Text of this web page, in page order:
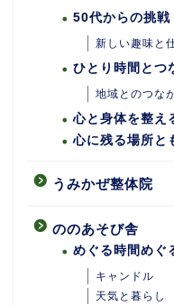
50代からの挑戦
新しい趣味と
ひとり時間とつ
地域とのつな
心と身体を整え
心に残る場所と
うみかぜ整体院
ののあそび舎
めぐる時間めぐ
キャンドル
天気と暮らし